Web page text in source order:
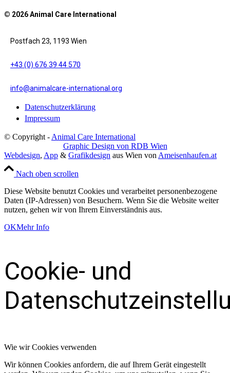
© 2026 Animal Care International
Postfach 23, 1193 Wien
+43 (0) 676 39 44 570
info@animalcare-international.org
Datenschutzerklärung
Impressum
© Copyright - Animal Care International
Graphic Design von RDB Wien
Webdesign, App & Grafikdesign aus Wien von Ameisenhaufen.at
Nach oben scrollen
Diese Website benutzt Cookies und verarbeitet personenbezogene
Daten (IP-Adressen) von Besuchern. Wenn Sie die Website weiter
nutzen, gehen wir von Ihrem Einverständnis aus.
OKMehr Info
Cookie- und
Wie wir Cookies verwenden
Wir können Cookies anfordern, die auf Ihrem Gerät eingestellt